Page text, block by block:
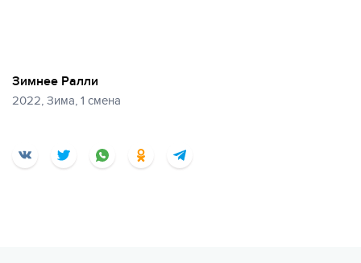
Зимнее Ралли
2022, Зима, 1 смена